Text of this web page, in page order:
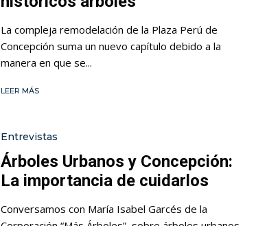
La compleja remodelación de la Plaza Perú de
Concepción suma un nuevo capítulo debido a la
manera en que se...
LEER MÁS
Entrevistas
Árboles Urbanos y Concepción:
La importancia de cuidarlos
Conversamos con María Isabel Garcés de la